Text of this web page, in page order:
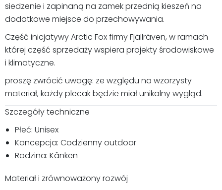
siedzenie i zapinaną na zamek przednią kieszeń na
dodatkowe miejsce do przechowywania.
Część inicjatywy Arctic Fox firmy Fjällräven, w ramach
której część sprzedaży wspiera projekty środowiskowe
i klimatyczne.
proszę zwrócić uwagę: ze względu na wzorzysty
materiał, każdy plecak będzie miał unikalny wygląd.
Szczegóły techniczne
Płeć: Unisex
Koncepcja: Codzienny outdoor
Rodzina: Kånken
Materiał i zrównoważony rozwój